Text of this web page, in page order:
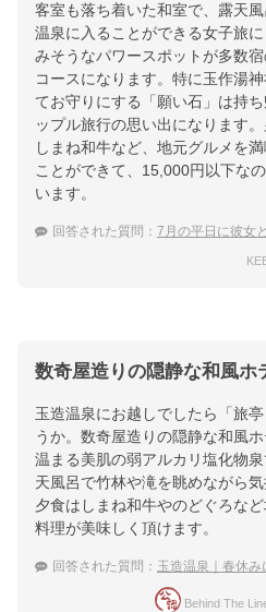
温泉駅よりタクシーにて約10分
楽天トラ
ホテル詳細を
客室も落ち着いた和室で、露天
温泉に入ることができる女子旅
みそうなパワースポットが多数
コースになります。特に玉作湯
てお守りにする「願い石」は持
ップル旅行の思い出になります
しまね和牛など、地元グルメを
ことができて、15,000円以下な
います。
回答された質問： 7月の平日に彼女と安くて
数奇屋造りの隠静な和風ホ
玉造温泉にお越しでしたら「旅
うか。数奇屋造りの隠静な和風
温まる美肌の弱アルカリ塩化物
天風呂で竹林や滝を眺めながら
夕食はしまね和牛やのどぐろな
料理が美味しく頂けます。
回答された質問： 玉造温泉｜春休みに
Behind The